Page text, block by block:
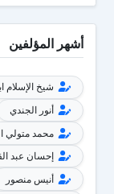
أشهر المؤلفين
شيخ الإسلام
أنور الجندي
محمد متولي
إحسان عبد
أنيس منصور